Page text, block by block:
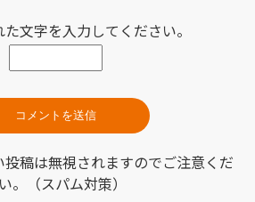
文字を入力してください。
稿は無視されますのでご注意くだ
。（スパム対策）